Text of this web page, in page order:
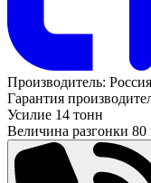
Производитель:
Гарантия
Усилие 14 тонн
Величина разгонки 80